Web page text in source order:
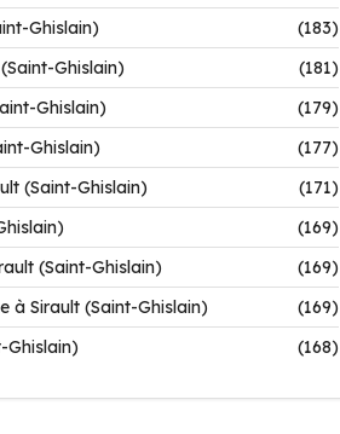
Ghislain)
(183)
Ghislain)
(181)
Ghislain)
(179)
Ghislain)
(177)
(Saint-Ghislain)
(171)
(169)
(Saint-Ghislain)
(169)
à Sirault (Saint-Ghislain)
(169)
Ghislain)
(168)